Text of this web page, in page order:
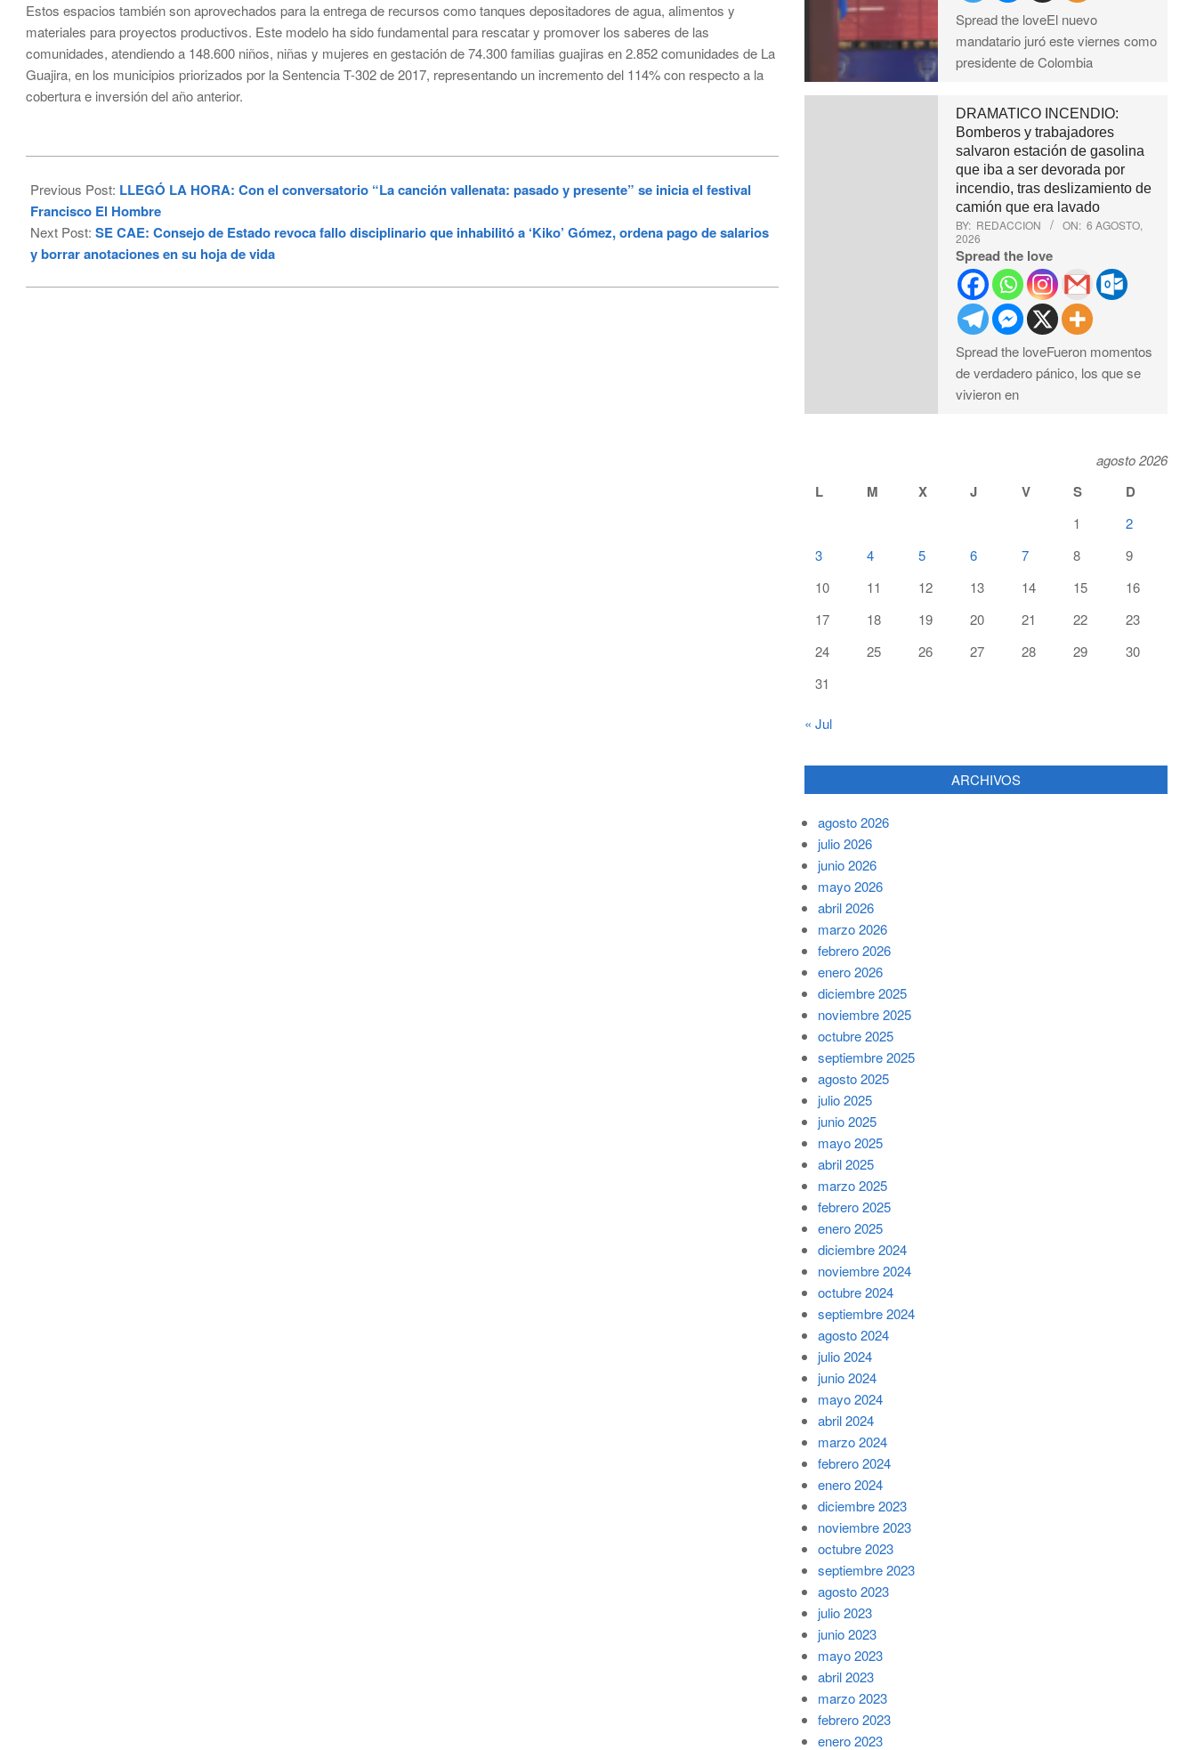
Estos espacios también son aprovechados para la entrega de recursos como tanques depositadores de agua, alimentos y
materiales para proyectos productivos. Este modelo ha sido fundamental para rescatar y promover los saberes de las
comunidades, atendiendo a 148.600 niños, niñas y mujeres en gestación de 74.300 familias guajiras en 2.852 comunidades de La
Guajira, en los municipios priorizados por la Sentencia T-302 de 2017, representando un incremento del 114% con respecto a la
cobertura e inversión del año anterior.
06-
06
Previous Post: LLEGÓ LA HORA: Con el conversatorio “La canción vallenata: pasado y presente” se inicia el festival
Francisco El Hombre
Next Post: SE CAE: Consejo de Estado revoca fallo disciplinario que inhabilitó a ‘Kiko’ Gómez, ordena pago de salarios
y borrar anotaciones en su hoja de vida
Spread the loveEl nuevo
mandatario juró este viernes como
presidente de Colombia
DRAMATICO INCENDIO:
Bomberos y trabajadores
salvaron estación de gasolina
que iba a ser devorada por
incendio, tras deslizamiento de
camión que era lavado
BY: REDACCION ON: 6 AGOSTO,
2026
Spread the love
Spread the loveFueron momentos
de verdadero pánico, los que se
vivieron en
agosto 2026
L M X J V S D
1
2
3
4 5 6 7 8
9
10
11 12 13 14 15
16
17
18 19 20 21 22
23
24
25 26 27 28 29
30
31
« Jul
ARCHIVOS
agosto 2026
julio 2026
junio 2026
mayo 2026
abril 2026
marzo 2026
febrero 2026
enero 2026
diciembre 2025
noviembre 2025
octubre 2025
septiembre 2025
agosto 2025
julio 2025
junio 2025
mayo 2025
abril 2025
marzo 2025
febrero 2025
enero 2025
diciembre 2024
noviembre 2024
octubre 2024
septiembre 2024
agosto 2024
julio 2024
junio 2024
mayo 2024
abril 2024
marzo 2024
febrero 2024
enero 2024
diciembre 2023
noviembre 2023
octubre 2023
septiembre 2023
agosto 2023
julio 2023
junio 2023
mayo 2023
abril 2023
marzo 2023
febrero 2023
enero 2023